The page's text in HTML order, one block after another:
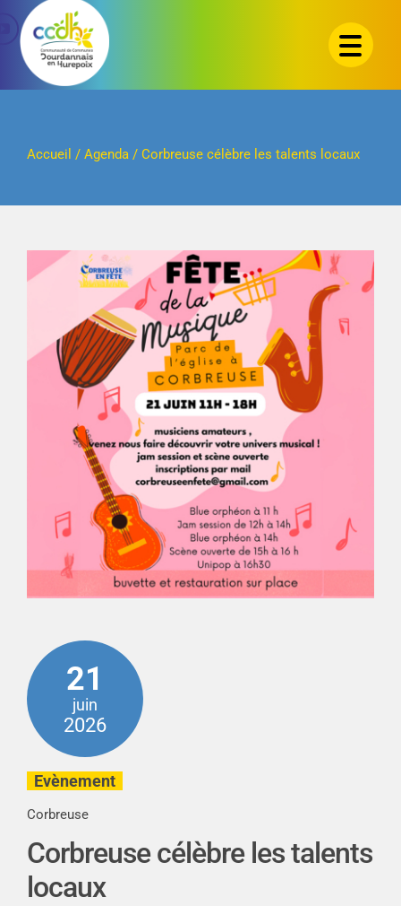
Passer
contenu
Accueil / Agenda/ Corbreuse célèbre les talents locaux
21
juin
2026
Evènement
Corbreuse
Corbreuse célèbre les talents
locaux